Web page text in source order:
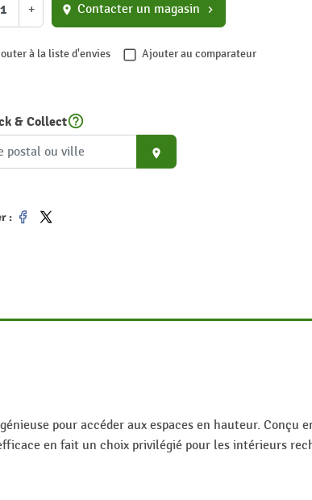
+ location_on Contacter un magasin chevron_right
à la liste d'envies Ajouter au comparateur
& Collecthelp_outline
place
:
pour accéder aux espaces en hauteur. Conçu
en fait un choix privilégié pour les intérieurs